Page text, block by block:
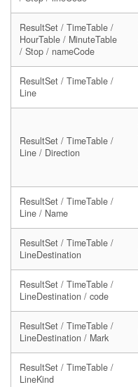
ResultSet / TimeTable /
HourTable / MinuteTable
/ Stop / nameCode
ResultSet / TimeTable /
Line
ResultSet / TimeTable /
Line / Direction
ResultSet / TimeTable /
Line / Name
ResultSet / TimeTable /
LineDestination
ResultSet / TimeTable /
LineDestination / code
ResultSet / TimeTable /
LineDestination / Mark
ResultSet / TimeTable /
LineKind